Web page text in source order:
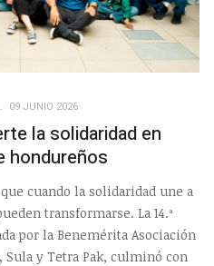
09 JUNIO 2026
la solidaridad en
hondureños
cuando la solidaridad une a
transformarse. La 14.ª
por la Benemérita Asociación
Sula y Tetra Pak, culminó con